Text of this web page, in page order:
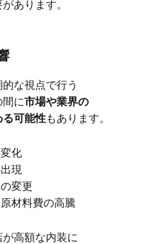
あります。
な​視点で​行う​
に​市場や​業界の​
る​可能性も​あります。
化
現
変更
材料費の​高騰
高額な​内装に​